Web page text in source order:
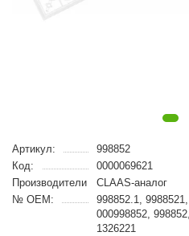
Артикул:
998852
Код:
0000069621
Производители
CLAAS-аналог
№ OEM:
998852.1,
000998852,
1326221